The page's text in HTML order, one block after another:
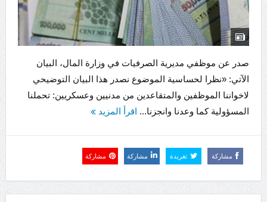
صدر عن موظفي مديرية الصرفيات في وزارة المال، البيان
الآتي: «نظرا لحساسية الموضوع نصدر هذا البيان التوضيحي
لاخواننا الموظفين والمتقاعدين من مدنيين وعسكريين: تحملنا
المسؤولية كما وعدنا وانجزنا... اقرأ المزيد
مشاركة تغريدة مشاركة مشاركة